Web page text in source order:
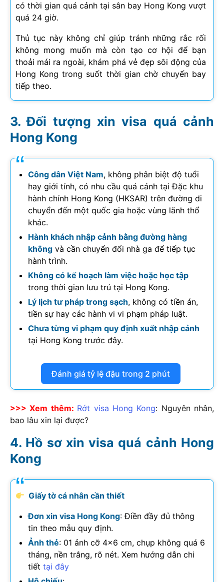
có thời gian quá cảnh tại sân bay Hong Kong vượt
quá 24 giờ.
Thủ tục này không chỉ giúp tránh những rắc rối
không mong muốn mà còn tạo cơ hội để bạn
thoải mái ra ngoài, khám phá vẻ đẹp sôi động của
Hong Kong trong suốt thời gian chờ chuyến bay
tiếp theo.
Đối tượng xin visa quá cảnh
Hong Kong
Công dân Việt Nam, không phân biệt độ tuổi
hay giới tính, có nhu cầu quá cảnh tại Đặc khu
hành chính Hong Kong (HKSAR) trên đường di
chuyển đến một quốc gia hoặc vùng lãnh thổ
khác.
Hành khách nhập cảnh bằng đường hàng
không và cần chuyển đổi nhà ga để tiếp tục
hành trình.
Không có kế hoạch làm việc hoặc học tập
trong thời gian lưu trú tại Hong Kong.
Lý lịch tư pháp trong sạch, không có tiền án,
tiền sự hay các hành vi vi phạm pháp luật.
Chưa từng vi phạm quy định xuất nhập cảnh
tại Hong Kong trước đây.
Đánh giá tỷ lệ đậu trong 2 phút
>>> Xem thêm: Rớt visa Hong Kong: Nguyên nhân,
bao lâu xin lại được?
Hồ sơ xin visa quá cảnh Hong
Kong
Giấy tờ cá nhân cần thiết
Đơn xin visa Hong Kong: Điền đầy đủ thông
tin theo mẫu quy định.
Ảnh thẻ: 01 ảnh cỡ 4×6 cm, chụp không quá 6
tháng, nền trắng, rõ nét. Xem hướng dẫn chi
tiết tại đây